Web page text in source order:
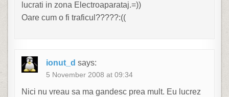
lucrati in zona Electroaparataj.=))
Oare cum o fi traficul?????:((
ionut_d says:
5 November 2008 at 09:34
Nici nu vreau sa ma gandesc prea mult. Eu lucrez